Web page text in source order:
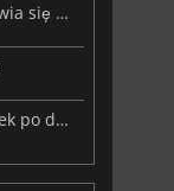
W Warhammer 40,000: Dawn of War 4 pojawia się frakcja Nekronów
Forsaken Realms: Vahrin’s Call trafia na rynek po dziesięciu latach prac